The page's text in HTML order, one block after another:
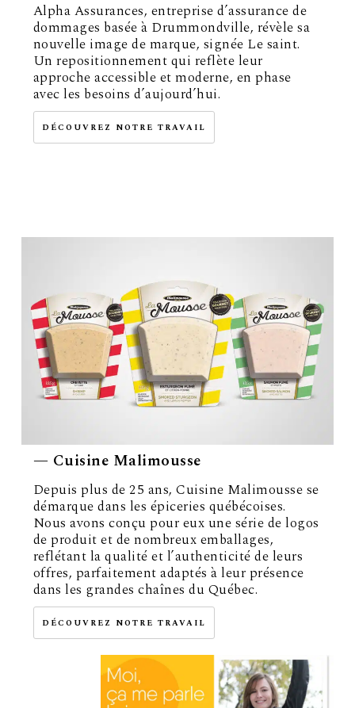
Alpha Assurances, entreprise d’assurance de
dommages basée à Drummondville, révèle sa
nouvelle image de marque, signée Le saint.
Un repositionnement qui reflète leur
approche accessible et moderne, en phase
avec les besoins d’aujourd’hui.
DÉCOUVREZ NOTRE TRAVAIL
— Cuisine Malimousse
Depuis plus de 25 ans, Cuisine Malimousse se
démarque dans les épiceries québécoises.
Nous avons conçu pour eux une série de logos
de produit et de nombreux emballages,
reflétant la qualité et l’authenticité de leurs
offres, parfaitement adaptés à leur présence
dans les grandes chaînes du Québec.
DÉCOUVREZ NOTRE TRAVAIL